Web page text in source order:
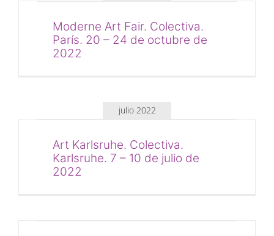
Moderne Art Fair. Colectiva.
París. 20 – 24 de octubre de
2022
julio 2022
Art Karlsruhe. Colectiva.
Karlsruhe. 7 – 10 de julio de
2022